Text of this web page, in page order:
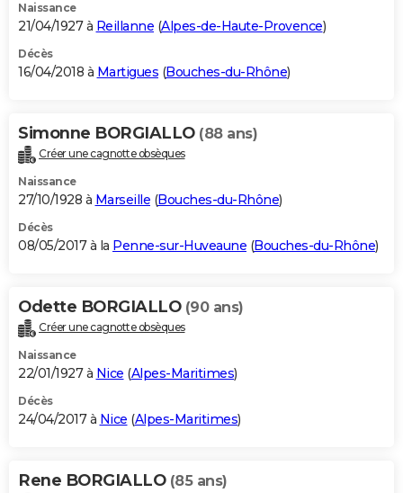
Naissance
21/04/1927 à Reillanne (Alpes-de-Haute-Provence)
Décès
16/04/2018 à Martigues (Bouches-du-Rhône)
Simonne BORGIALLO (88 ans)
Créer une cagnotte obsèques
Naissance
27/10/1928 à Marseille (Bouches-du-Rhône)
Décès
08/05/2017 à la Penne-sur-Huveaune (Bouches-du-Rhône)
Odette BORGIALLO (90 ans)
Créer une cagnotte obsèques
Naissance
22/01/1927 à Nice (Alpes-Maritimes)
Décès
24/04/2017 à Nice (Alpes-Maritimes)
Rene BORGIALLO (85 ans)